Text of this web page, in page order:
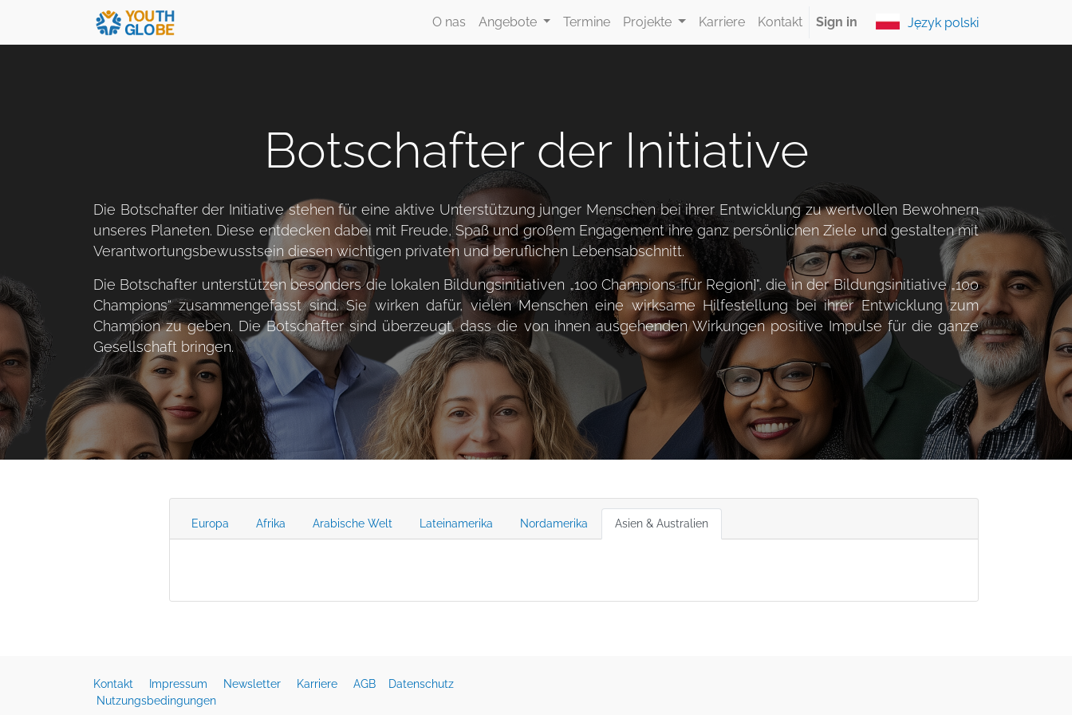
O nas Angebote Termine Projekte Karriere Kontakt Sign in Język polski
Botschafter der Initiative
Die Botschafter der Initiative stehen für eine aktive Unterstützung junger Menschen bei ihrer Entwicklung zu wertvollen Bewohnern
unseres Planeten. Diese entdecken dabei mit Freude, Spaß und großem Engagement ihre ganz persönlichen Ziele und gestalten mit
Verantwortungsbewusstsein diesen wichtigen privaten und beruflichen Lebensabschnitt.
Die Botschafter unterstützen besonders die lokalen Bildungsinitiativen „100 Champions [für Region]", die in der Bildungsinitiative „100
Champions“ zusammengefasst sind. Sie wirken dafür, vielen Menschen eine wirksame Hilfestellung bei ihrer Entwicklung zum
Champion zu geben. Die Botschafter sind überzeugt, dass die von ihnen ausgehenden Wirkungen positive Impulse für die ganze
Gesellschaft bringen.
Europa Afrika Arabische Welt Lateinamerika Nordamerika Asien & Australien
Kontakt Impressum Newsletter Karriere AGB
Datenschutz
Nutzungsbedingungen